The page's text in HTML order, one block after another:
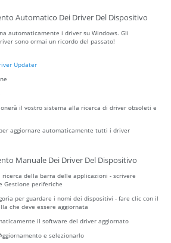
Automatico Dei Driver Del Dispositivo
automaticamente i driver su Windows. Gli
sono ormai un ricordo del passato!
Updater
il vostro sistema alla ricerca di driver obsoleti e
aggiornare automaticamente tutti i driver
Manuale Dei Driver Del Dispositivo
della barra delle applicazioni - scrivere
Gestione periferiche
per guardare i nomi dei dispositivi - fare clic con il
che deve essere aggiornata
il software del driver aggiornato
e selezionarlo